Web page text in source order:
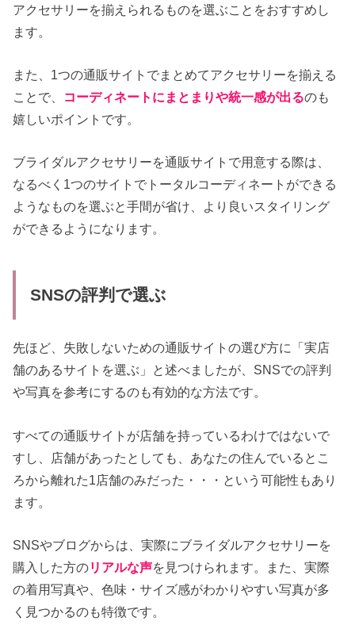
アクセサリーを揃えられるものを選ぶことをおすすめし
ます。
また、1つの通販サイトでまとめてアクセサリーを揃える
ことで、 コーディネートにまとまりや統一感が出るのも
嬉しいポイントです。
ブライダルアクセサリーを通販サイトで用意する際は、
なるべく1つのサイトでトータルコーディネートができる
ようなものを選ぶと手間が省け、より良いスタイリング
ができるようになります。
SNSの評判で選ぶ
先ほど、失敗しないための通販サイトの選び方に「実店
舗のあるサイトを選ぶ」と述べましたが、SNSでの評判
や写真を参考にするのも有効的な方法です。
すべての通販サイトが店舗を持っているわけではないで
すし、店舗があったとしても、あなたの住んでいるとこ
ろから離れた1店舗のみだった・・・という可能性もあり
ます。
SNSやブログからは、実際にブライダルアクセサリーを
購入した方のリアルな声を見つけられます。また、実際
の着用写真や、色味・サイズ感がわかりやすい写真が多
く見つかるのも特徴です。